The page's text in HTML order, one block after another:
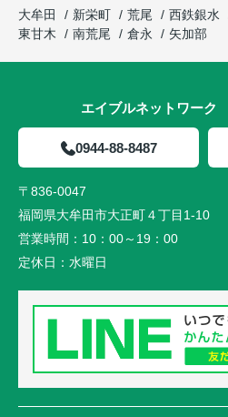
大牟田
新栄町 荒尾 西鉄銀水
東甘木
南荒尾 倉永 矢加部
エイブルネットワー
0944-88-8487
〒836-0047
福岡県大牟田市大正町４丁目1-10
営業時間： 10：00～19：00
定休日： 水曜日